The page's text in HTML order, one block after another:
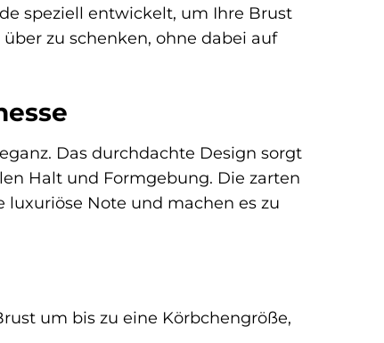
speziell entwickelt, um Ihre Brust
zu schenken, ohne dabei auf
Das durchdachte Design sorgt
Halt und Formgebung. Die zarten
luxuriöse Note und machen es zu
um bis zu eine Körbchengröße,